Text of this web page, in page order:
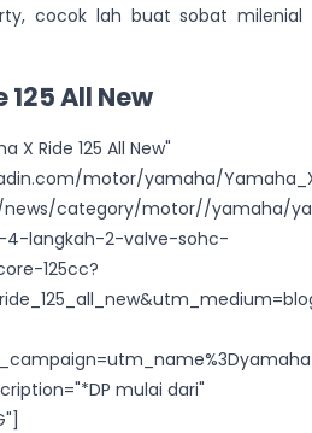
cocok lah buat sobat milenial
All New
Ride 125 All New"
motor/yamaha/
category/motor//yamaha/
langkah-2-valve-sohc-
125cc?
mulai dari"